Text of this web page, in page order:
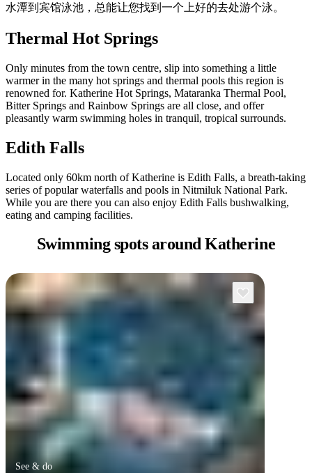
按
地
區
探
索
規
劃
您
的
旅
行
規
劃
工
具
搜
尋:
Sign
up
水潭到宾馆泳池，总能让您找到一个上好的去处游个泳。
Thermal Hot Springs
Only minutes from the town centre, slip into something a little
warmer in the many hot springs and thermal pools this region is
renowned for. Katherine Hot Springs, Mataranka Thermal Pool,
Bitter Springs and Rainbow Springs are all close, and offer
pleasantly warm swimming holes in tranquil, tropical surrounds.
Edith Falls
Located only 60km north of Katherine is Edith Falls, a breath-taking
series of popular waterfalls and pools in Nitmiluk National Park.
While you are there you can also enjoy Edith Falls bushwalking,
eating and camping facilities.
Swimming spotsaround Katherine
See & do